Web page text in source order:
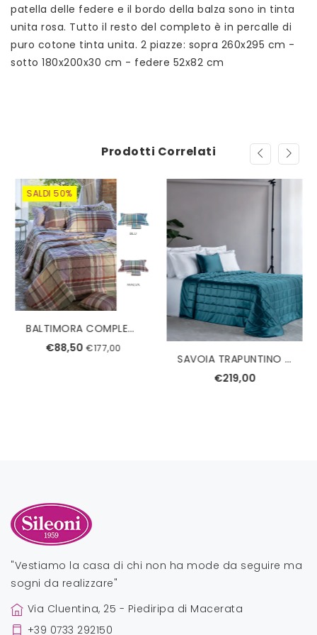
patella delle federe e il bordo della balza sono in tinta
unita rosa. Tutto il resto del completo è in percalle di
puro cotone tinta unita. 2 piazze: sopra 260x295 cm -
sotto 180x200x30 cm - federe 52x82 cm
Prodotti Correlati
SALDI 50%
BALTIMORA COMPLETO COPRIPIUMINO SINGOLO TESSITURA RANDI
€88,50 €177,00
SAVOIA TRAPUNTINO MATRIMONIALE REEVER
€219,00
"Vestiamo la casa di chi non ha mode da seguire ma
sogni da realizzare"
Via Cluentina, 25 - Piediripa di Macerata
+39 0733 292150